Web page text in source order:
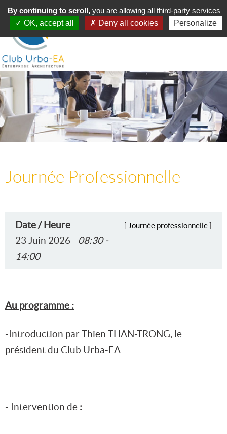
Toggle
navigation
MENU
Journée Professionnelle
[ Journée professionnelle]
Date / Heure
23 Juin 2026 - 08:30 -
14:00
Au programme :
-Introduction par Thien THAN-TRONG, le
président du Club Urba-EA
- Intervention de :
By continuing to scroll, you are allowing all third-party services
OK, accept all
Deny all cookies Personalize